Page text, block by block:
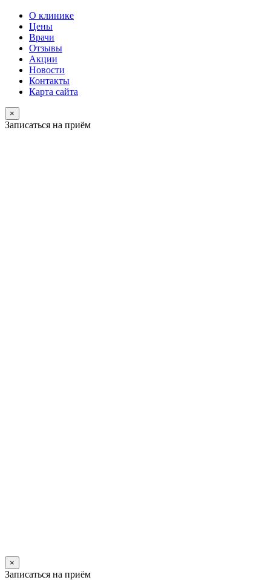
О клинике
Цены
Врачи
Отзывы
Акции
Новости
Контакты
Карта сайта
×
Записаться на приём
×
Записаться на приём